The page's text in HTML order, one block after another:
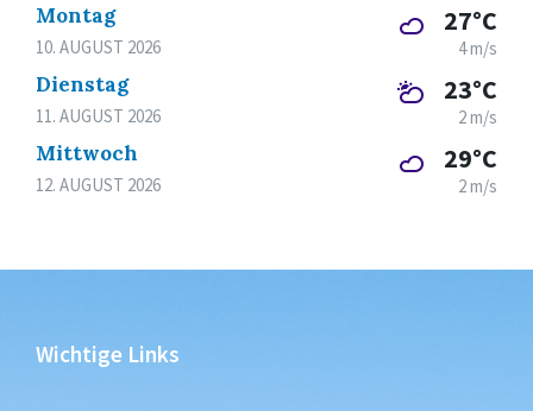
Montag
10. AUGUST 2026
27°C
4 m/s
Dienstag
11. AUGUST 2026
23°C
2 m/s
Mittwoch
12. AUGUST 2026
29°C
2 m/s
Wichtige Links